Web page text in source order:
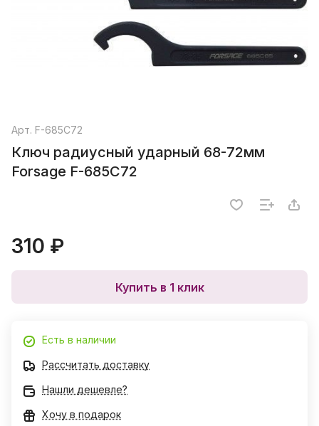
Арт. F-685C72
Ключ радиусный ударный 68-72мм
Forsage F-685C72
310 ₽
Купить в 1 клик
Есть в наличии
Рассчитать доставку
Нашли дешевле?
Хочу в подарок